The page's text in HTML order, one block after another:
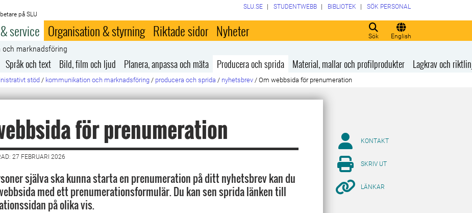
på SLU
Sök English
SLU.SE STUDENTWEBB BIBLIOTEK SÖK PERSONAL
service Organisation & styrning Riktade sidor Nyheter
marknadsföring
Språk och text Bild, film och ljud Planera, anpassa och mäta Producera och sprida Material, mallar och profilprodukter Lagkrav och
stöd / kommunikation och marknadsföring / producera och sprida / nyhetsbrev / Om webbsida för prenumeration
för prenumeration
27 FEBRUARI 2026
själva ska kunna starta en prenumeration på ditt nyhetsbrev kan du
med ett prenumerationsformulär. Du kan sen sprida länken till
på olika vis.
KONTAKT
SKRIV UT
LÄNKAR